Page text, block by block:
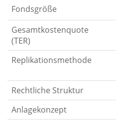
Fondsgröße
Gesamtkostenquote
(TER)
Replikationsmethode
Rechtliche Struktur
Anlagekonzept